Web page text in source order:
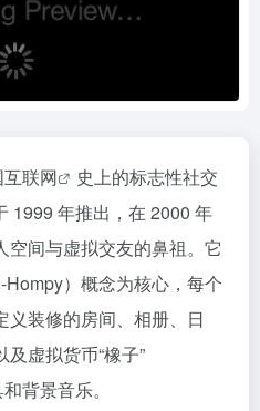
联网 史上的标志性社交
1999 年推出，在 2000 年
间与虚拟交友的鼻祖。它
Hompy）概念为核心，每个
义装修的房间、相册、日
虚拟货币“橡子”
背景音乐。